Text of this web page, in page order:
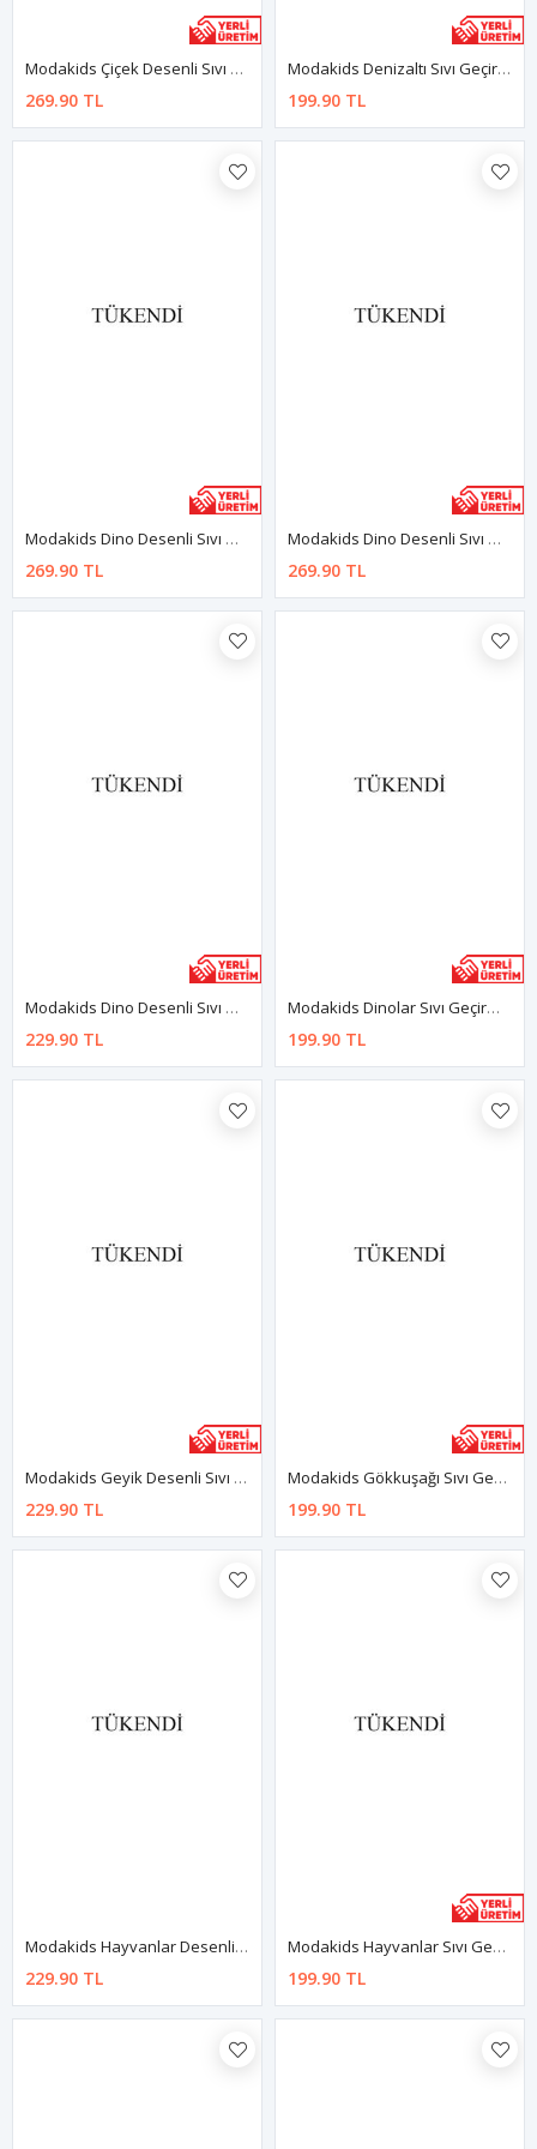
Modakids Çiçek Desenli Sıvı Geçirmez 2-5 Yaş Beslenme Ve Aktivite Önlüğü
269.90 TL
Modakids Denizaltı Sıvı Geçirmez Bebek Mama Önlüğü
199.90 TL
Modakids Dino Desenli Sıvı Geçirmez 2-5 Yaş Beslenme Ve Aktivite Önlüğü
269.90 TL
Modakids Dino Desenli Sıvı Geçirmez 2-5 Yaş Beslenme Ve Aktivite Önlüğü
269.90 TL
Modakids Dino Desenli Sıvı Geçirmez Mama Önlüğü
229.90 TL
Modakids Dinolar Sıvı Geçirmez Bebek Mama Önlüğü
199.90 TL
Modakids Geyik Desenli Sıvı Geçirmez Mama Önlüğü
229.90 TL
Modakids Gökkuşağı Sıvı Geçirmez Bebek Mama Önlüğü
199.90 TL
Modakids Hayvanlar Desenli Sıvı Geçirmez Mama Önlüğü
229.90 TL
Modakids Hayvanlar Sıvı Geçirmez Bebek Mama Önlüğü
199.90 TL